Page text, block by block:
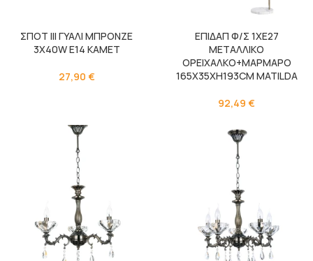
ΣΠΟΤ ΙΙI ΓΥΑΛΙ ΜΠΡΟΝΖΕ
3Χ40W E14 KAMET
27,90 €
ΕΠΙΔΑΠ Φ/Σ 1ΧΕ27
ΜΕΤΑΛΛΙΚΟ
ΟΡΕΙΧΑΛΚΟ+ΜΑΡΜΑΡΟ
165Χ35ΧΗ193CM MATILDA
92,49 €